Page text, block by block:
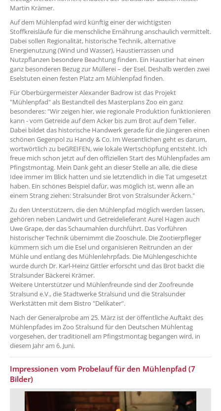
Martin Krämer.
Auf dem Mühlenpfad wird künftig einer der wichtigsten
Stoffkreisläufe für die menschliche Ernährung anschaulich vermittelt.
Dabei sollen Regionalität, historische Technik, alternative
Energienutzung (Wind und Wasser), Haustierrassen und
Nutzpflanzen besondere Beachtung finden. Ein Haustier hat einen
ganz besonderen Bezug zur Müllerei – der Esel. Deshalb werden zwei
Eselstuten einen festen Platz am Mühlenpfad finden.
Für Oberbürgermeister Alexander Badrow ist das Projekt
"Mühlenpfad" als Bestandteil des Masterplans Zoo ein ganz
besonderes: "Wir zeigen hier, wie regionale Produktion funktionieren
kann - vom Getreide auf dem Acker bis zum Brot auf dem Teller.
Dabei bildet das historische Handwerk gerade für die Jüngeren einen
schönen Gegenpol zu Handy & Co. Im Wesentlichen geht es darum,
wortwörtlich zu beGREIFEN, wie lokale Wertschöpfung entsteht. Ich
freue mich schon jetzt auf den offiziellen Start des Mühlenpfades am
Pfingstmontag. Mein Dank geht an dieser Stelle an alle, die diese
Idee immer im Blick hatten und sie letztendlich in die Tat umgesetzt
haben. Ein schönes Beispiel dafür, was möglich ist, wenn alle an
einem Strang ziehen: Stralsunder Brot von Stralsunder Äckern."
Zu den Unterstützern, die den Mühlenpfad möglich werden lassen,
gehören neben Landwirt und Getreidelieferant Aurel Hagen auch
Uwe Grape, der das Schaumahlen durchführt. Das Vorführen
historischer Technik übernimmt die Zooschule. Die Zootierpfleger
kümmern sich um die Esel und organisieren Reitrunden an der
Mühle und entlang des Mühlenlehrpfads. Die Mühlengeschichte
wurde durch Dr. Karl-Heinz Gittler erforscht und das Brot backt die
Stralsunder Bäckerei Krämer.
Weitere Unterstützer und Mühlenfreunde sind der Zoofreunde
Stralsund e.V., die Stadtwerke Stralsund und die Stralsunder
Werkstätten mit dem Bistro "Delikater".
Nach der Generalprobe am 25. März ist der öffentliche Auftakt des
Mühlenpfades im Zoo Stralsund für den Deutschen Mühlentag
vorgesehen, der traditionell am Pfingstmontag begangen wird, in
diesem Jahr am 6. Juni.
Impressionen vom Probelauf für den Mühlenpfad (7
Bilder)